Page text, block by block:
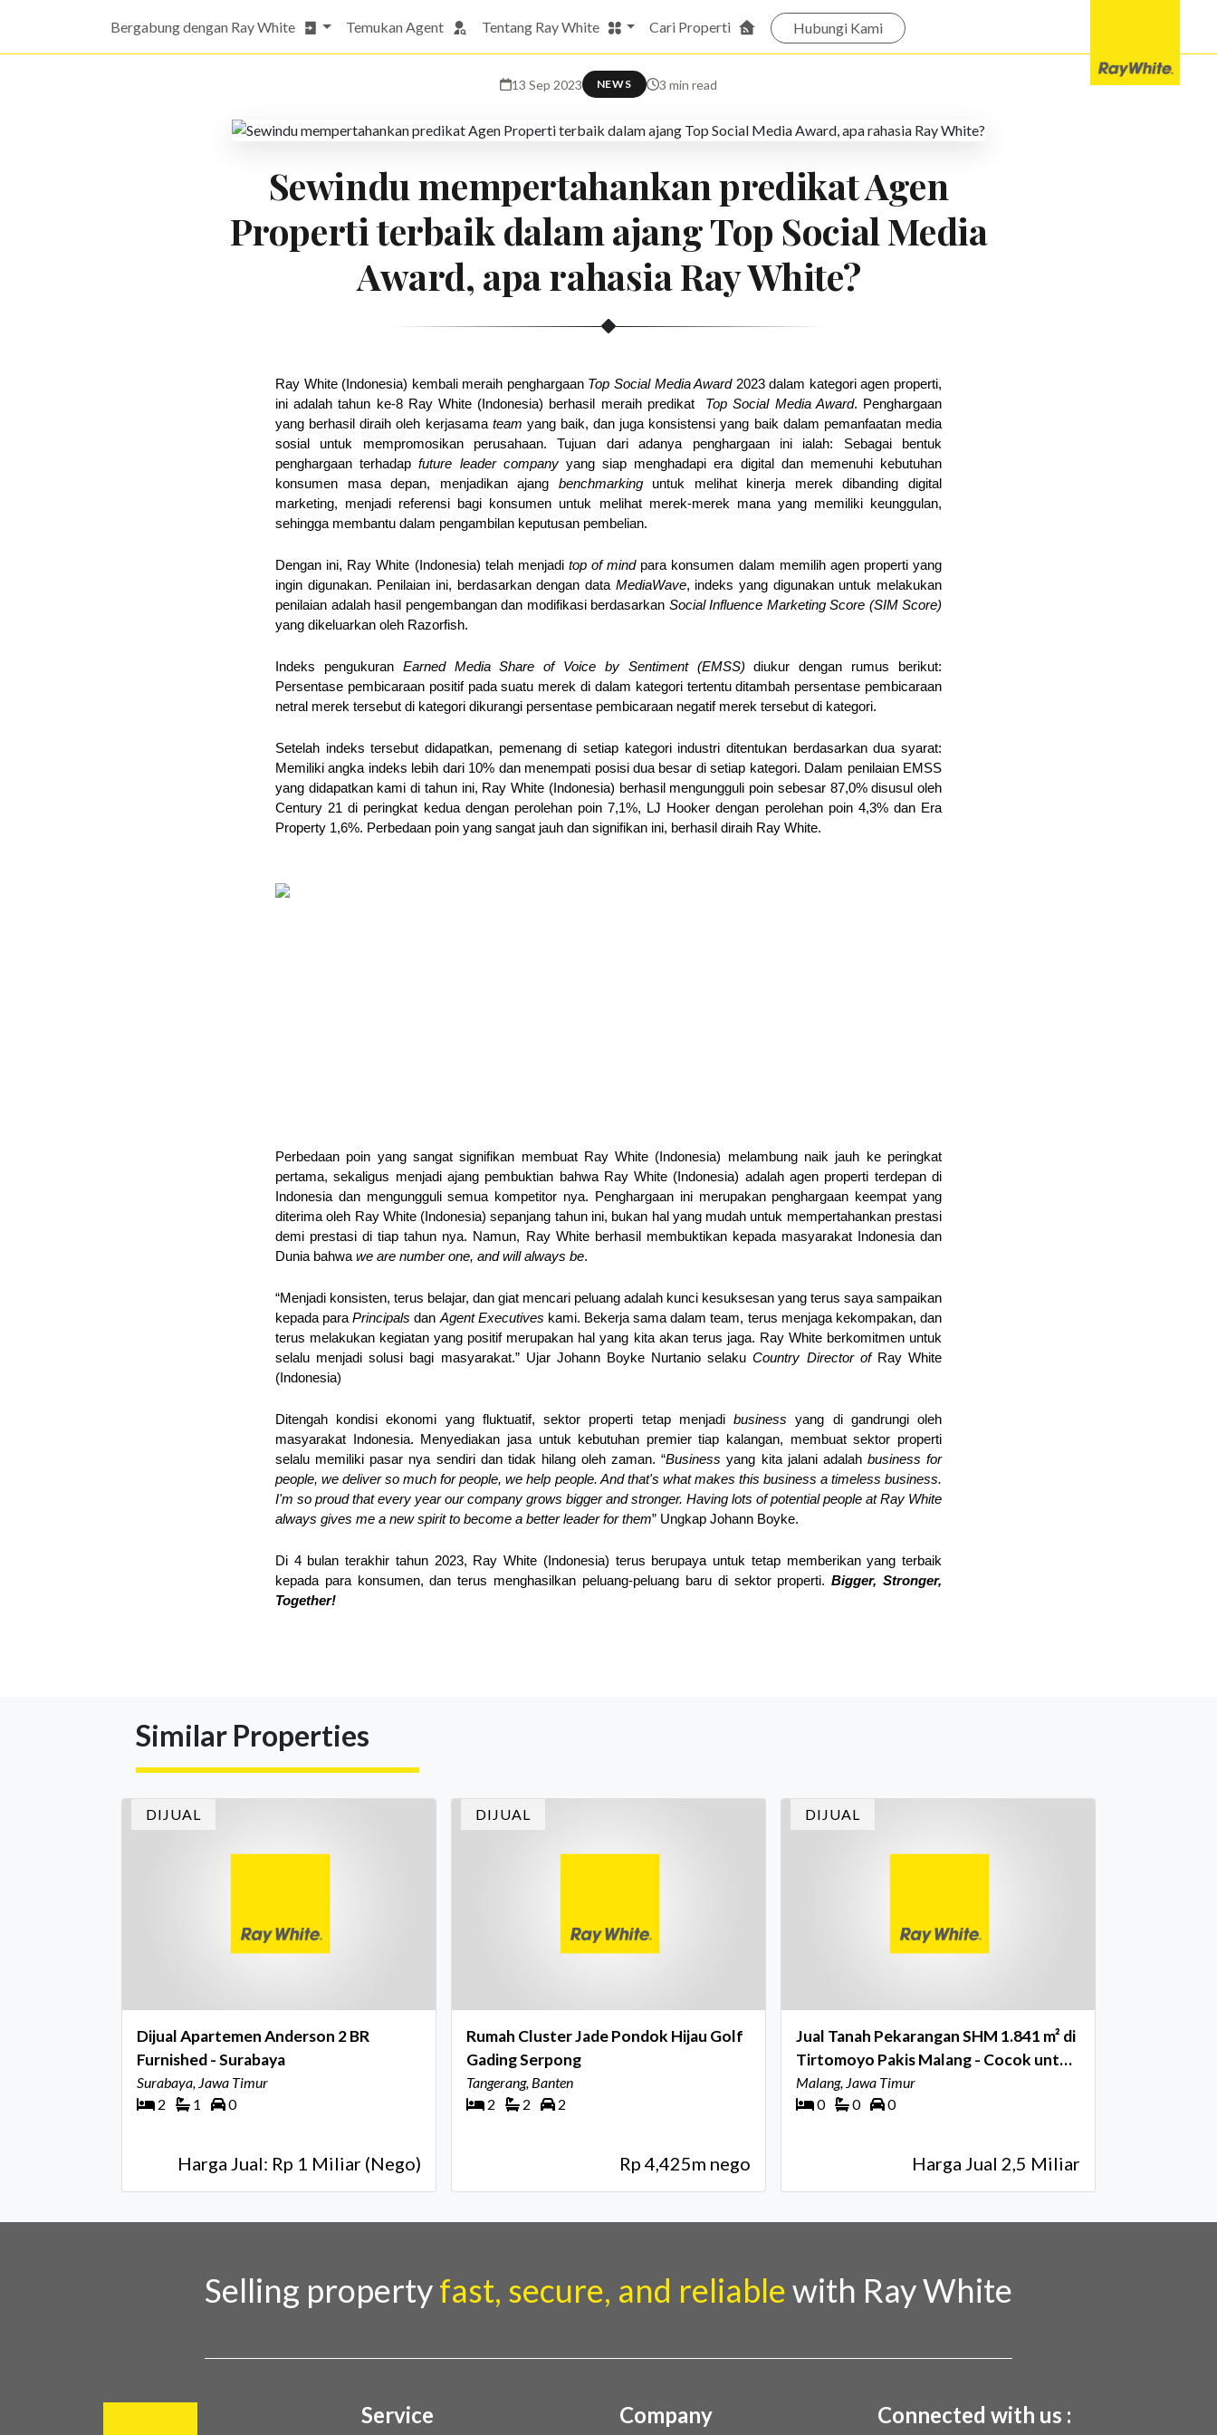
Bergabung dengan Ray White Temukan Agent Tentang Ray White Cari Properti Hubungi Kami
13 Sep 2023 NEWS 3 min read
Sewindu mempertahankan predikat Agen
Properti terbaik dalam ajang Top Social Media
Award, apa rahasia Ray White?
Ray White (Indonesia) kembali meraih penghargaan Top Social Media Award 2023 dalam kategori agen properti,
ini adalah tahun ke-8 Ray White (Indonesia) berhasil meraih predikat Top Social Media Award. Penghargaan
yang berhasil diraih oleh kerjasama team yang baik, dan juga konsistensi yang baik dalam pemanfaatan media
sosial untuk mempromosikan perusahaan. Tujuan dari adanya penghargaan ini ialah: Sebagai bentuk
penghargaan terhadap future leader company yang siap menghadapi era digital dan memenuhi kebutuhan
konsumen masa depan, menjadikan ajang benchmarking untuk melihat kinerja merek dibanding digital
marketing, menjadi referensi bagi konsumen untuk melihat merek-merek mana yang memiliki keunggulan,
sehingga membantu dalam pengambilan keputusan pembelian.
Dengan ini, Ray White (Indonesia) telah menjadi top of mind para konsumen dalam memilih agen properti yang
ingin digunakan. Penilaian ini, berdasarkan dengan data MediaWave, indeks yang digunakan untuk melakukan
penilaian adalah hasil pengembangan dan modifikasi berdasarkan
yang dikeluarkan oleh Razorfish.
Indeks pengukuran Earned Media Share of Voice by Sentiment (EMSS) diukur dengan rumus berikut:
Persentase pembicaraan positif pada suatu merek di dalam kategori tertentu ditambah persentase pembicaraan
netral merek tersebut di kategori dikurangi persentase pembicaraan negatif merek tersebut di kategori.
Setelah indeks tersebut didapatkan, pemenang di setiap kategori industri ditentukan berdasarkan dua syarat:
Memiliki angka indeks lebih dari 10% dan menempati posisi dua besar di setiap kategori. Dalam penilaian EMSS
yang didapatkan kami di tahun ini, Ray White (Indonesia) berhasil mengungguli poin sebesar 87,0% disusul oleh
Century 21 di peringkat kedua dengan perolehan poin 7,1%, LJ Hooker dengan perolehan poin 4,3% dan Era
Property 1,6%. Perbedaan poin yang sangat jauh dan signifikan ini, berhasil diraih Ray White.
Perbedaan poin yang sangat signifikan membuat Ray White (Indonesia) melambung naik jauh ke peringkat
pertama, sekaligus menjadi ajang pembuktian bahwa Ray White (Indonesia) adalah agen properti terdepan di
Indonesia dan mengungguli semua kompetitor nya. Penghargaan ini merupakan penghargaan keempat yang
diterima oleh Ray White (Indonesia) sepanjang tahun ini, bukan hal yang mudah untuk mempertahankan prestasi
demi prestasi di tiap tahun nya. Namun, Ray White berhasil membuktikan kepada masyarakat Indonesia dan
Dunia bahwa we are number one, and will always be.
“Menjadi konsisten, terus belajar, dan giat mencari peluang adalah kunci kesuksesan yang terus saya sampaikan
kepada para Principals dan Agent Executives kami. Bekerja sama dalam team, terus menjaga kekompakan, dan
terus melakukan kegiatan yang positif merupakan hal yang kita akan terus jaga. Ray White berkomitmen untuk
selalu menjadi solusi bagi masyarakat.” Ujar Johann Boyke Nurtanio selaku Country Director of Ray White
(Indonesia)
Ditengah kondisi ekonomi yang fluktuatif, sektor properti tetap menjadi business yang di gandrungi oleh
masyarakat Indonesia. Menyediakan jasa untuk kebutuhan premier tiap kalangan, membuat sektor properti
selalu memiliki pasar nya sendiri dan tidak hilang oleh zaman. “Business yang kita jalani adalah business for
people, we deliver so much for people, we help people. And that's what makes this business a timeless business.
I'm so proud that every year our company grows bigger and stronger. Having lots of potential people at Ray White
always gives me a new spirit to become a better leader for them” Ungkap Johann Boyke.
Di 4 bulan terakhir tahun 2023, Ray White (Indonesia) terus berupaya untuk tetap memberikan yang terbaik
kepada para konsumen, dan terus menghasilkan peluang-peluang baru di sektor properti. Bigger, Stronger,
Together!
Similar Properties
DIJUAL
Dijual Apartemen Anderson 2 BR
Furnished - Surabaya
Surabaya, Jawa Timur
2
1 0
Harga Jual: Rp 1 Miliar (Nego)
DIJUAL
Rumah Cluster Jade Pondok Hijau Golf
Gading Serpong
Tangerang, Banten
2
2 2
Rp 4,425m nego
DIJUAL
Jual Tanah Pekarangan SHM 1.841 m² di
Tirtomoyo Pakis Malang - Cocok untuk
Cluster
Malang, Jawa Timur
0
0 0
Harga Jual 2,5 Miliar
Selling propertyfast, secure, and reliablewith Ray White
Service Company Connected with us :